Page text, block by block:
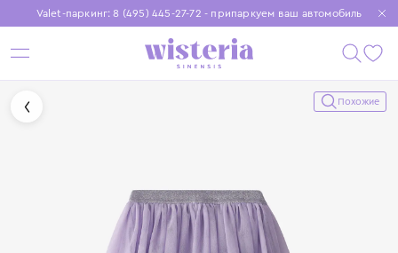
Valet-паркинг: 8 (495) 445-27-72 - припаркуем ваш автомобиль
Бесплатная доставка при заказе от 15 000 ₽
Установите приложение, чтобы покупки были еще удобнее
Похожие